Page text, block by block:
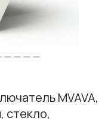
MVAVA,
стекло,